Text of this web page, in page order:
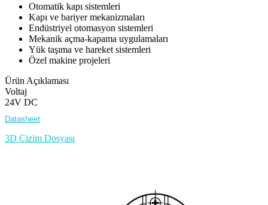
Otomatik kapı sistemleri
Kapı ve bariyer mekanizmaları
Endüstriyel otomasyon sistemleri
Mekanik açma-kapama uygulamaları
Yük taşıma ve hareket sistemleri
Özel makine projeleri
Ürün Açıklaması
Voltaj
24V DC
Datasheet
3D Çizim Dosyası